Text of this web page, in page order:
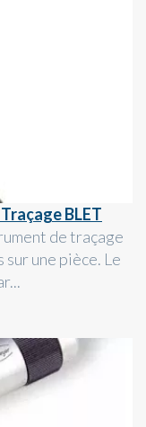
BLET
de traçage
une pièce. Le